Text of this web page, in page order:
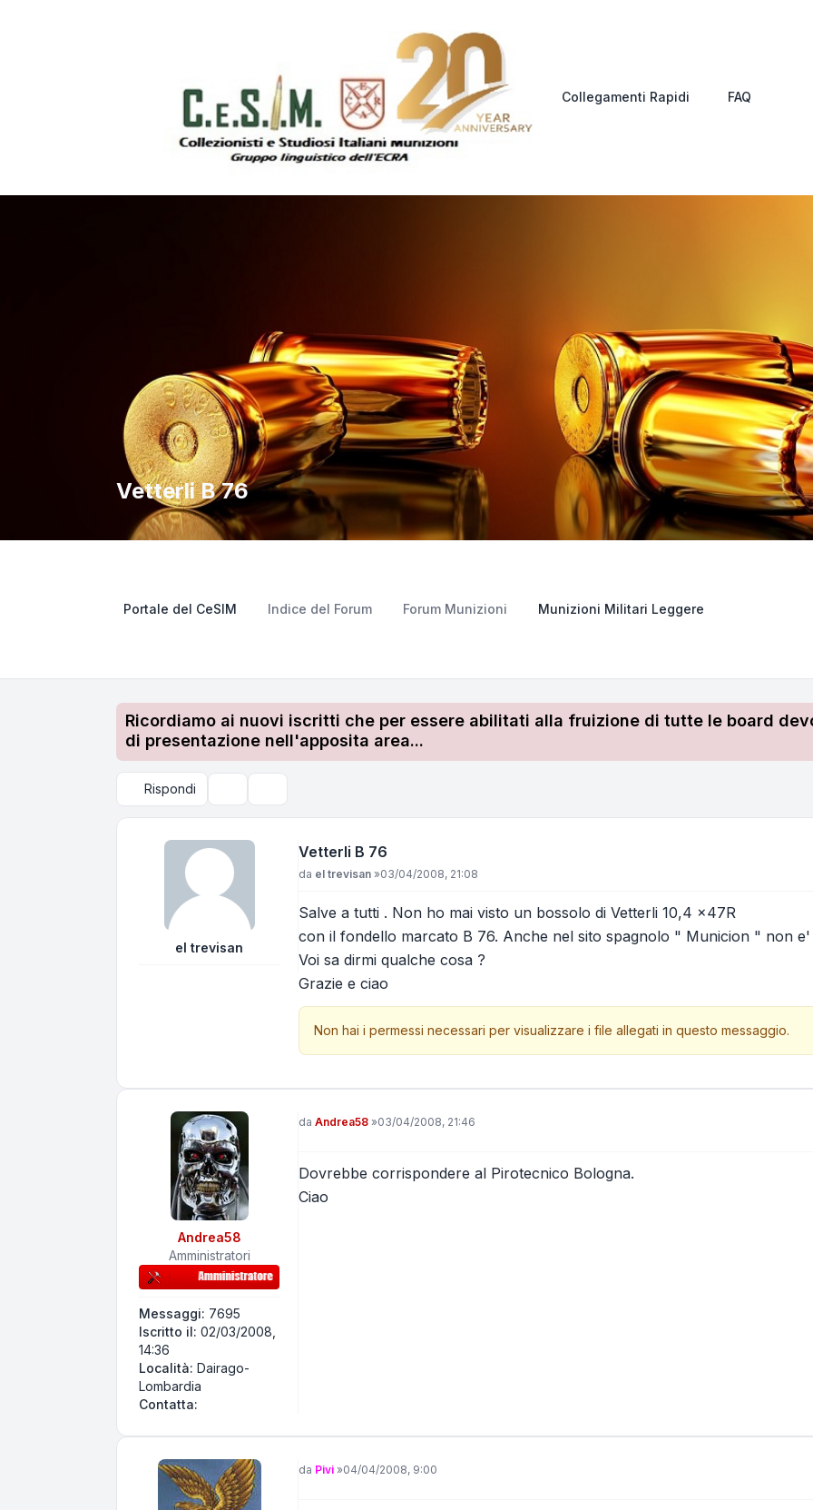
Collegamenti Rapidi FAQ
Vetterli B 76
Portale del CeSIM Indice del Forum Forum Munizioni Munizioni Militari Leggere
Ricordiamo ai nuovi iscritti che per essere abilitati alla fruizione di tutte le board
di presentazione nell'apposita area...
Rispondi
el trevisan
Vetterli B 76
Messaggio
da el trevisan »03/04/2008, 21:08
Salve a tutti . Non ho mai visto un bossolo di Vetterli 10,4 x47R
con il fondello marcato B 76. Anche nel sito spagnolo " Municion " non
Voi sa dirmi qualche cosa ?
Grazie e ciao
Non hai i permessi necessari per visualizzare i file allegati in questo messaggio.
Andrea58
Amministratori
Messaggi: 7695
Iscritto il: 02/03/2008,
14:36
Località: Dairago-
Lombardia
Contatta:
Messaggio
da Andrea58 »03/04/2008, 21:46
Dovrebbe corrispondere al Pirotecnico Bologna.
Ciao
Messaggio
da Pivi »04/04/2008, 9:00